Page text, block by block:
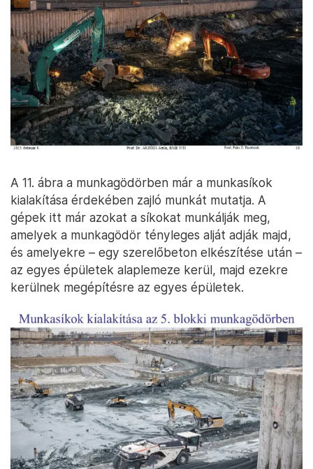
talajban lévő speciális szerkezethez hozzá vannak
horgonyozva, ezt mutatják a falon két sorban
elhelyezkedő kerek kupakok.
A 10. ábrán a munkagödörből történő
talajkitermelést látjuk, a háttérben a munkagödör
keleti határoló falát adó összemetsző cölöpfallal.